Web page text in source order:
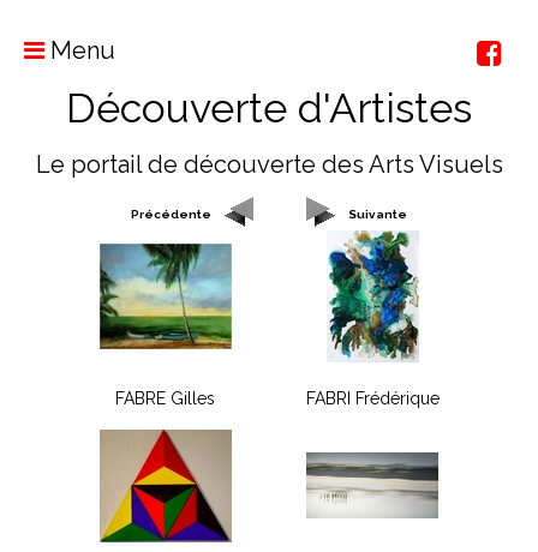
Menu
Découverte d'Artistes
Le portail de découverte des Arts Visuels
Précédente Suivante
FABRE Gilles FABRI Frédérique